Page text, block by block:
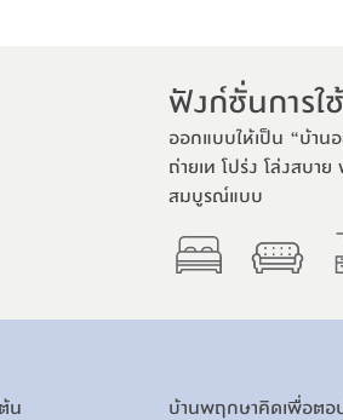
ฟังก์ชั่นการใ
ออกแบบให้เป็น “บ้า
ถ่ายเท โปร่ง โล่งสบ
สมบูรณ์แบบ
น
บ้านพฤกษาคิดเพื่อตอ